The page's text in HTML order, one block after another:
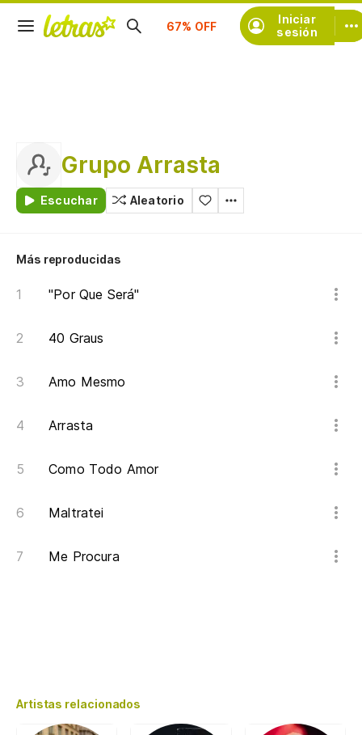
Iniciar
sesión
Suscríbete
Grupo Arrasta
Escuchar Aleatorio
Más reproducidas
"Por Que Será"
40 Graus
Amo Mesmo
Arrasta
Como Todo Amor
Maltratei
Me Procura
Artistas relacionados